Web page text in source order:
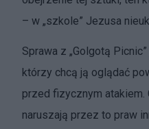
– w „szkole” Jezusa
Sprawa z „Golgotą
którzy chcą ją oglądać
przed fizycznym atakiem.
naruszają przez to praw